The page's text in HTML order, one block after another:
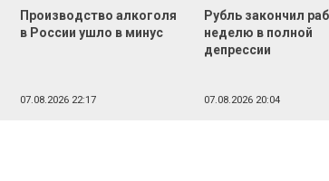
Производство алкоголя
в России ушло в минус
07.08.2026 22:17
Рубль закончил
неделю в полной
депрессии
07.08.2026 20:04